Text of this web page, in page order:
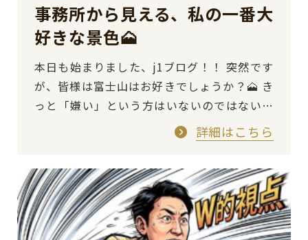
事務所から見える、私の一番大
好きな景色🗻
本日も始まりました、j1ブログ！！ 突然です
が、皆様は富士山はお好きでしょうか？🗻 き
っと「嫌い」という方はいないのではないか
と思いますが、私はとにかく富士山が大好き
詳細はこちら